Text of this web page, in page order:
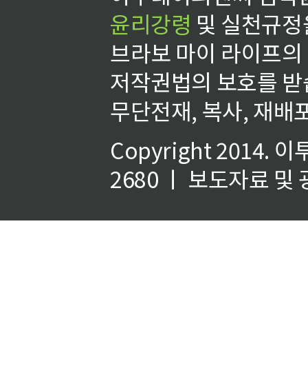
윤리강령 및 실천규
브라보 마이 라이프
저작권법의 보호를
무단전재, 복사, 재배
Copyright 2014. 이
2680 ㅣ 보도자료